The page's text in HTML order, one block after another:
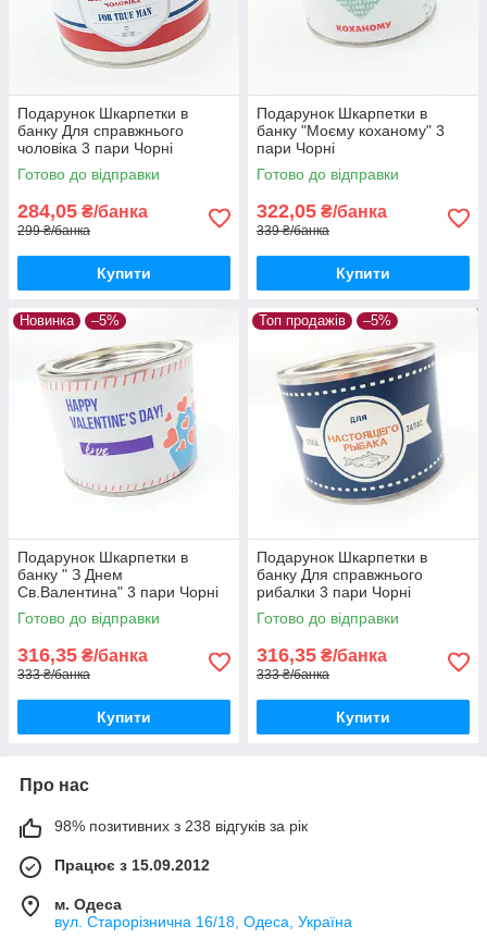
Подарунок Шкарпетки в
банку Для справжнього
чоловіка 3 пари Чорні
Готово до відправки
284,05 ₴/банка
299 ₴/банка
Купити
Подарунок Шкарпетки в
банку "Моєму коханому" 3
пари Чорні
Готово до відправки
322,05 ₴/банка
339 ₴/банка
Купити
Новинка –5%
Подарунок Шкарпетки в
банку " З Днем
Св.Валентина" 3 пари Чорні
Готово до відправки
316,35 ₴/банка
333 ₴/банка
Купити
Топ продажів –5%
Подарунок Шкарпетки в
банку Для справжнього
рибалки 3 пари Чорні
Готово до відправки
316,35 ₴/банка
333 ₴/банка
Купити
Про нас
98% позитивних з 238 відгуків за рік
Працює з 15.09.2012
м. Одеса
вул. Старорізнична 16/18, Одеса, Україна